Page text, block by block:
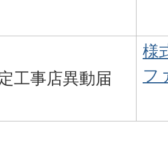
工事店異動届
様
フ